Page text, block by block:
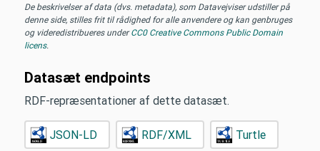
De beskrivelser af data (dvs. metadata), som Datavejviser udstiller på
denne side, stilles frit til rådighed for alle anvendere og kan genbruges
og videredistribueres underCC0 Creative Commons Public Domain
licens.
Datasæt endpoints
RDF-repræsentationer af dette datasæt.
JSON-LD RDF/XML Turtle